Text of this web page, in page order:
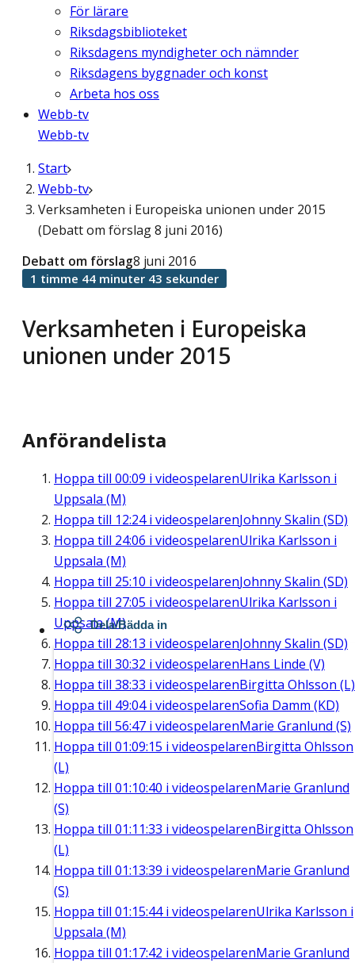
För lärare
Riksdagsbiblioteket
Riksdagens myndigheter och nämnder
Riksdagens byggnader och konst
Arbeta hos oss
Webb-tv
Webb-tv
Start
Webb-tv
Verksamheten i Europeiska unionen under 2015
(Debatt om förslag 8 juni 2016)
Verksamheten i Europeiska
unionen under 2015
Debatt om förslag8 juni 2016
1 timme 44 minuter 43 sekunder
Anförandelista
Hoppa till 00:09 i videospelarenUlrika Karlsson i
Uppsala (M)
Hoppa till 12:24i videospelarenJohnny Skalin (SD)
Hoppa till 24:06 i videospelarenUlrika Karlsson i
Uppsala (M)
Hoppa till 25:10 i videospelarenJohnny Skalin (SD)
Hoppa till 27:05 i videospelarenUlrika Karlsson i
Uppsala (M)
Hoppa till 28:13 i videospelarenJohnny Skalin (SD)
Hoppa till 30:32 i videospelarenHans Linde (V)
Hoppa till 38:33 i videospelarenBirgitta Ohlsson (L)
Hoppa till 49:04i videospelarenSofia Damm (KD)
Hoppa till 56:47 i videospelarenMarie Granlund (S)
Hoppa till 01:09:15 i videospelarenBirgitta Ohlsson
(L)
Hoppa till 01:10:40 i videospelarenMarie Granlund
(S)
Hoppa till 01:11:33 i videospelarenBirgitta Ohlsson
(L)
Hoppa till 01:13:39 i videospelarenMarie Granlund
(S)
Hoppa till 01:15:44i videospelarenUlrika Karlsson i
Uppsala (M)
Hoppa till 01:17:42 i videospelarenMarie Granlund
Dela/Bädda in